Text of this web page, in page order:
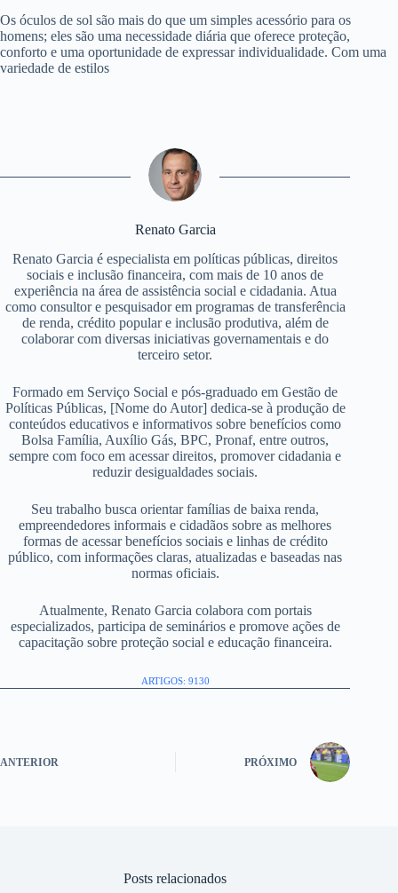
Os óculos de sol são mais do que um simples acessório para os
homens; eles são uma necessidade diária que oferece proteção,
conforto e uma oportunidade de expressar individualidade. Com uma
variedade de estilos
Renato Garcia
Renato Garcia é especialista em políticas públicas, direitos
sociais e inclusão financeira, com mais de 10 anos de
experiência na área de assistência social e cidadania. Atua
como consultor e pesquisador em programas de transferência
de renda, crédito popular e inclusão produtiva, além de
colaborar com diversas iniciativas governamentais e do
terceiro setor.
Formado em Serviço Social e pós-graduado em Gestão de
Políticas Públicas, [Nome do Autor] dedica-se à produção de
conteúdos educativos e informativos sobre benefícios como
Bolsa Família, Auxílio Gás, BPC, Pronaf, entre outros,
sempre com foco em acessar direitos, promover cidadania e
reduzir desigualdades sociais.
Seu trabalho busca orientar famílias de baixa renda,
empreendedores informais e cidadãos sobre as melhores
formas de acessar benefícios sociais e linhas de crédito
público, com informações claras, atualizadas e baseadas nas
normas oficiais.
Atualmente, Renato Garcia colabora com portais
especializados, participa de seminários e promove ações de
capacitação sobre proteção social e educação financeira.
ARTIGOS: 9130
ANTERIOR PRÓXIMO
Posts relacionados